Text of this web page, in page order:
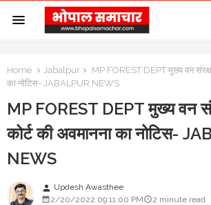
Home Jabalpur
MP FOREST DEPT मुख्य वन
का नोटिस- JABALPUR NEWS
MP FOREST DEPT मुख्य वन
कोर्ट की अवमानना का नोटिस-
NEWS
person Updesh Awasthee
2/20/2022 09:11:00 PM
2 minute read